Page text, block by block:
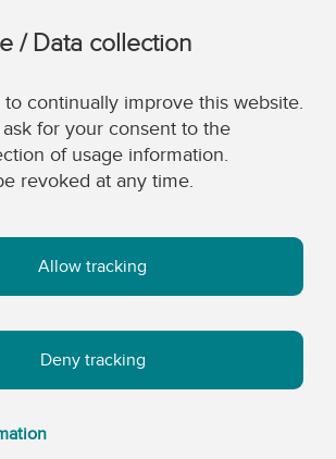
/ Data collection
continually improve this website.
for your consent to the
of usage information.
revoked at any time.
Allow tracking
Deny tracking